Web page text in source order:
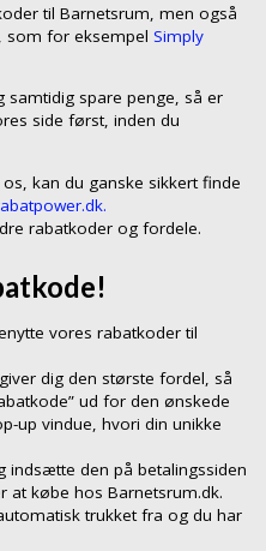
til Barnetsrum, men også
som for eksempel Simply
samtidig spare penge, så er
side først, inden du
kan du ganske sikkert finde
rabatkoder og fordele.
vores rabatkoder til
dig den største fordel, så
ud for den ønskede
up vindue, hvori din unikke
indsætte den på betalingssiden
at købe hos Barnetsrum.dk.
trukket fra og du har